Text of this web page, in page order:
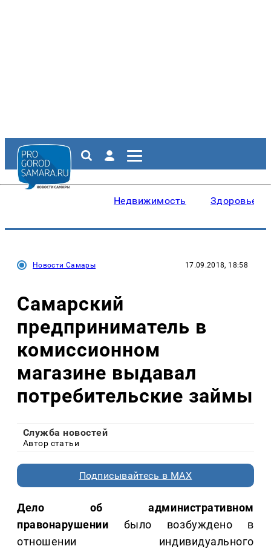
Недвижимость Здоровье
Новости Самары 17.09.2018, 18:58
Самарский
предприниматель в
комиссионном
магазине выдавал
потребительские займы
Служба новостей
Автор статьи
Подписывайтесь в MAX
Дело об административном
правонарушении было возбуждено в
отношении индивидуального